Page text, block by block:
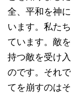
全、平和を神
います。私た
ています。敵
持つ敵を受け
のです。それ
てを崩すのは